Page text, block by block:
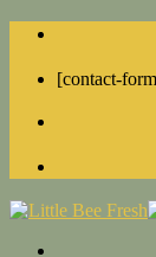
Skip
content[contact-